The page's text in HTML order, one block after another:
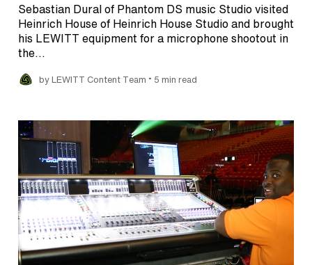
Sebastian Dural of Phantom DS music Studio visited
Heinrich House of Heinrich House Studio and brought
his LEWITT equipment for a microphone shootout in
the…
by LEWITT Content Team • 5 min read